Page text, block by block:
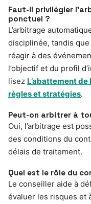
Faut-il privilégier
ponctuel ?
L’arbitrage
disciplinée, tandis
réagir à des
l’objectif et du profil
lisez L’abattement de
règles et stratégies.
Peut-on arbitrer à
Oui, l’arbitrage est
des conditions du
délais de traitement.
Quel est le rôle du
Le conseiller aide à
évaluer les risques et